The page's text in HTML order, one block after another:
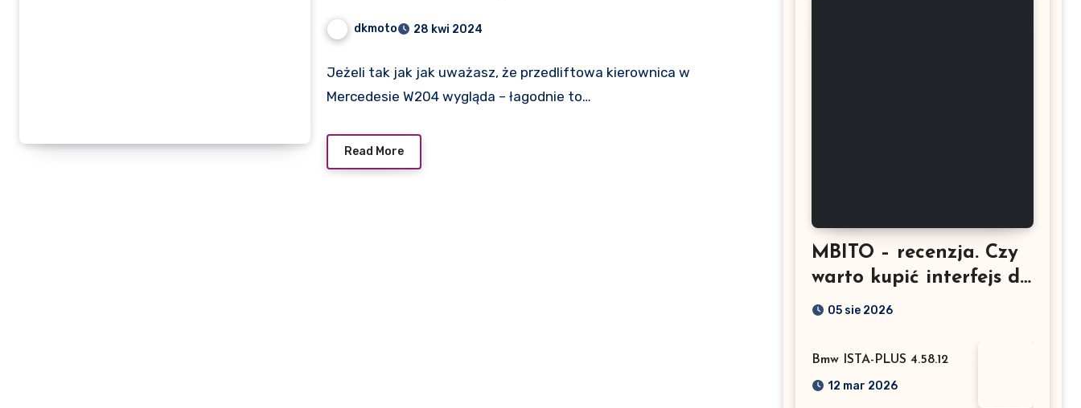
dkmoto 28 kwi 2024
Jeżeli tak jak jak uważasz, że przedliftowa kierownica w
Mercedesie W204 wygląda – łagodnie to…
Read More
MBITO – recenzja. Czy
warto kupić interfejs do
Mercedesa? Test, opinia
05 sie 2026
Bmw ISTA-PLUS 4.58.12
12 mar 2026